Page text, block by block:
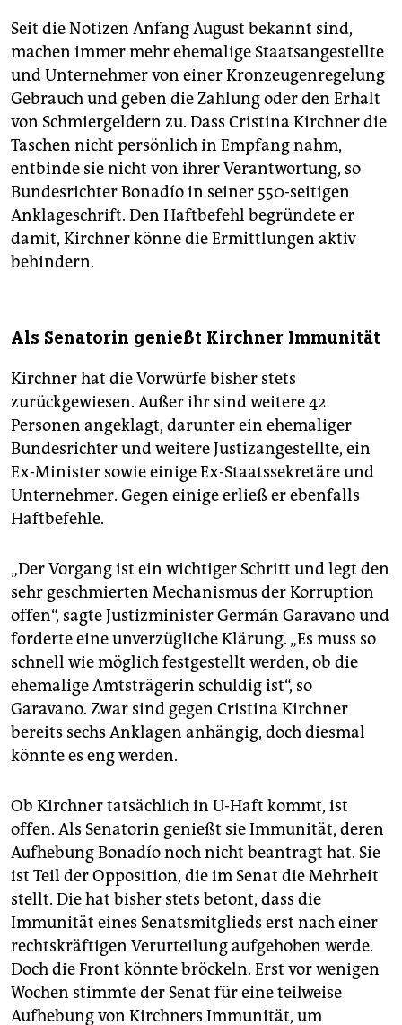
Seit die Notizen Anfang August bekannt sind,
machen immer mehr ehemalige Staatsangestellte
und Unternehmer von einer Kronzeugenregelung
Gebrauch und geben die Zahlung oder den Erhalt
von Schmiergeldern zu. Dass Cristina Kirchner die
Taschen nicht persönlich in Empfang nahm,
entbinde sie nicht von ihrer Verantwortung, so
Bundesrichter Bonadío in seiner 550-seitigen
Anklageschrift. Den Haftbefehl begründete er
damit, Kirchner könne die Ermittlungen aktiv
behindern.
Als Senatorin genießt Kirchner Immunität
Kirchner hat die Vorwürfe bisher stets
zurückgewiesen. Außer ihr sind weitere 42
Personen angeklagt, darunter ein ehemaliger
Bundesrichter und weitere Justizangestellte, ein
Ex-Minister sowie einige Ex-Staatssekretäre und
Unternehmer. Gegen einige erließ er ebenfalls
Haftbefehle.
„Der Vorgang ist ein wichtiger Schritt und legt den
sehr geschmierten Mechanismus der Korruption
offen“, sagte Justizminister Germán Garavano und
forderte eine unverzügliche Klärung. „Es muss so
schnell wie möglich festgestellt werden, ob die
ehemalige Amtsträgerin schuldig ist“, so
Garavano. Zwar sind gegen Cristina Kirchner
bereits sechs Anklagen anhängig, doch diesmal
könnte es eng werden.
Ob Kirchner tatsächlich in U-Haft kommt, ist
offen. Als Senatorin genießt sie Immunität, deren
Aufhebung Bonadío noch nicht beantragt hat. Sie
ist Teil der Opposition, die im Senat die Mehrheit
stellt. Die hat bisher stets betont, dass die
Immunität eines Senatsmitglieds erst nach einer
rechtskräftigen Verurteilung aufgehoben werde.
Doch die Front könnte bröckeln. Erst vor wenigen
Wochen stimmte der Senat für eine teilweise
Aufhebung von Kirchners Immunität, um